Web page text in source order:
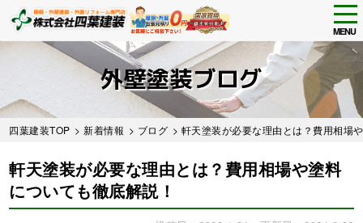
Skip
content
MENU
外壁塗装ブログ
四葉建装TOP >新着情報 > ブログ > 軒天塗装が必要な理由とは？費用相場
軒天塗装が必要な理由とは？費用相場や塗料
についても徹底解説！